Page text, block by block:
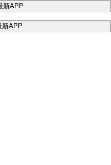
新APP
新APP